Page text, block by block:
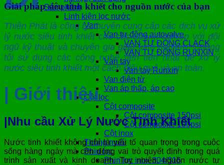
Sản phẩm
Linh kiện lọc nước
Van
Van tự động autovalve
VAN TỰ ĐỘNG CLACK
VAN TỰ ĐỘNG RUNXIN
Van tay
Van tay Runxin
Van điện từ
Van áp thấp, áp cao
Cột lọc
Cột composite
Cột composite 150psi
Cột composite 100psi
Cột inox
Thùng muối
Phin lọc
Phin lọc inox 304/316
Giải pháp siêu tinh khiết cho nguồn nước của bạn
Thiên Phát là công ty chuyên cung cấp các dịch vụ xử
lý nước siêu tinh khiết cho các doanh nghiệp với đội
ngũ kỹ thuật và chuyên gia giàu kinh nghiệm. Chúng
tôi sử dụng các công nghệ tiên tiến nhất để xử lý
nước siêu tinh khiết một cách hiệu quả và an toàn.
| Giới thiệu
|Nhu cầu Xử Lý Nước Tinh Khiết
Nước tinh khiết không chỉ là yếu tố quan trọng trong cuộc
sống hàng ngày mà còn đóng vai trò quyết định trong quá
trình sản xuất và kinh doanh. Tuy nhiên, nguồn nước tự